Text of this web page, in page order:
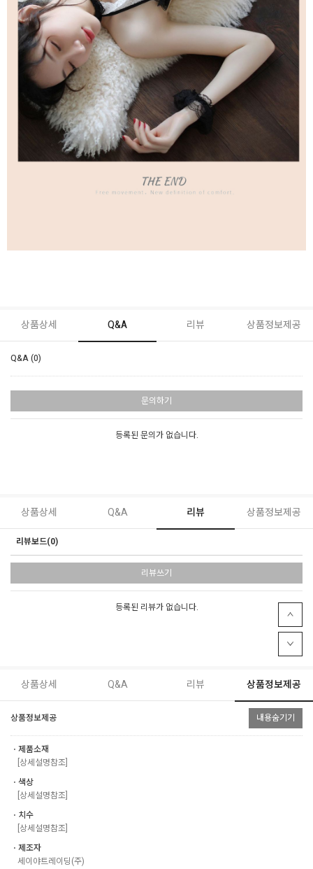
상품상세 Q&A 리뷰 상품정보제공
Q&A (0)
문의하기
등록된 문의가 없습니다.
상품상세 Q&A 리뷰 상품정보제공
리뷰보드(0)
리뷰쓰기
등록된 리뷰가 없습니다.
상품상세 Q&A 리뷰 상품정보제공
상품정보제공 내용숨기기
ㆍ제품소재
[상세설명참조]
ㆍ색상
[상세설명참조]
ㆍ치수
[상세설명참조]
ㆍ제조자
세이야트레이딩(주)